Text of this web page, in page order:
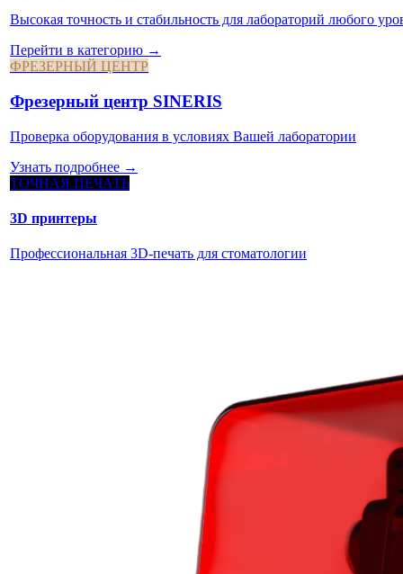
Высокая точность и стабильность для лабораторий любого
Перейти в категорию →
ФРЕЗЕРНЫЙ ЦЕНТР
Фрезерный центр SINERIS
Проверка оборудования в условиях Вашей лаборатории
Узнать подробнее →
ТОЧНАЯ ПЕЧАТЬ
3D принтеры
Профессиональная 3D-печать для стоматологии